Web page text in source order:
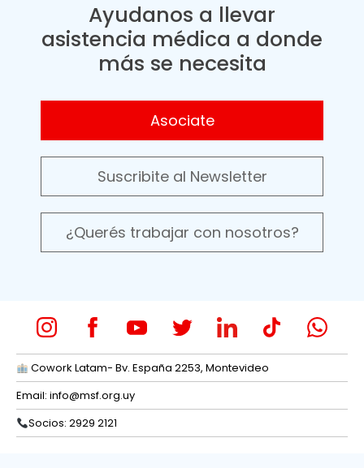
Ayudanos a llevar
asistencia médica a donde
más se necesita
Asociate
Suscribite al Newsletter
¿Querés trabajar con nosotros?
Cowork Latam- Bv. España 2253, Montevideo
Email: info@msf.org.uy
Socios: 2929 2121